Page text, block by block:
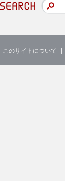
このサイトについて